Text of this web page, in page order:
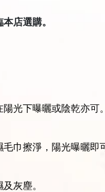
店選購。
光下曝曬或陰乾亦可。
巾擦淨，陽光曝曬即
灰塵。